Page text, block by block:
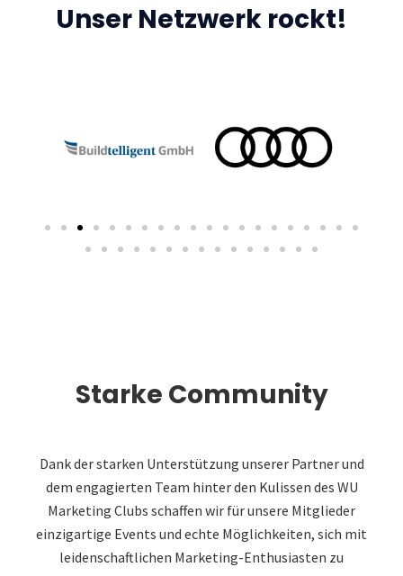
Unser Netzwerk rockt!
Starke Community
Dank der starken Unterstützung unserer Partner und
dem engagierten Team hinter den Kulissen des WU
Marketing Clubs schaffen wir für unsere Mitglieder
einzigartige Events und echte Möglichkeiten, sich mit
leidenschaftlichen Marketing-Enthusiasten zu